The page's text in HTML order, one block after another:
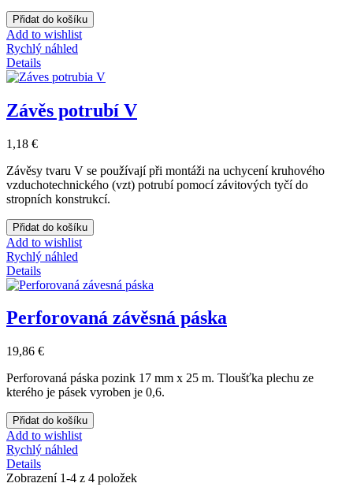
Přidat do košíku
Add to wishlist
Rychlý náhled
Details
Závěs potrubí V
1,18 €
Závěsy tvaru V se používají při montáži na uchycení kruhového
vzduchotechnického (vzt) potrubí pomocí závitových tyčí do
stropních konstrukcí.
Přidat do košíku
Add to wishlist
Rychlý náhled
Details
Perforovaná závěsná páska
19,86 €
Perforovaná páska pozink 17 mm x 25 m. Tloušťka plechu ze
kterého je pásek vyroben je 0,6.
Přidat do košíku
Add to wishlist
Rychlý náhled
Details
Zobrazení 1-4 z 4 položek